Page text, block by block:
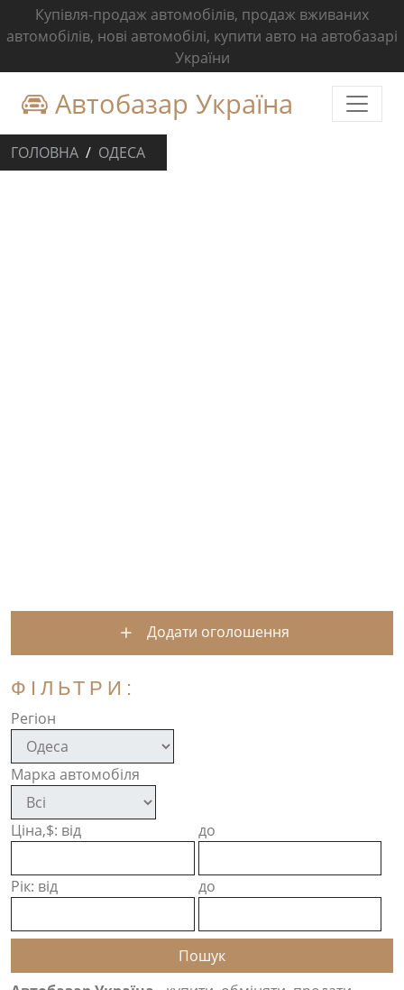
Купівля-продаж автомобілів, продаж вживаних
автомобілів, нові автомобілі, купити авто на автобазарі
України
Автобазар Україна
ГОЛОВНА ОДЕСА
Додати оголошення
ФІЛЬТРИ:
Регіон
Марка автомобіля
Ціна,$: від до
Рік: від до